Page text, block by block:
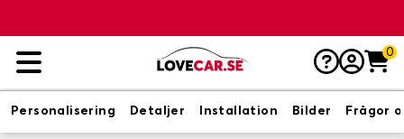
0
Personalisering Detaljer Installation Bilder Frågor